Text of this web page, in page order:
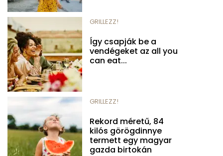
GRILLEZZ!
Így csapják be a
vendégeket az all you
can eat...
GRILLEZZ!
Rekord méretű, 84
kilós görögdinnye
termett egy magyar
gazda birtokán